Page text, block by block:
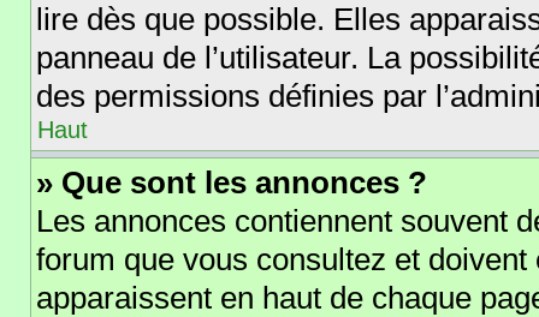
lire dès que possible. Elles
panneau de l’utilisateur. La
des permissions définies par
Haut
» Que sont les annonces ?
Les annonces contiennent souvent
forum que vous consultez et
apparaissent en haut de chaque